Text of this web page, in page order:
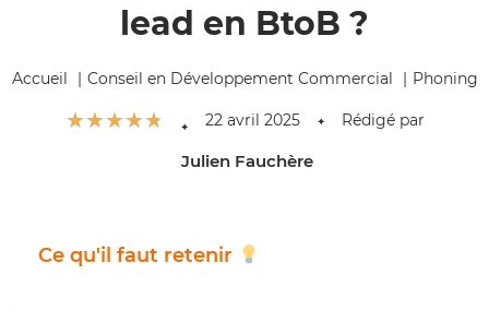
lead en BtoB ?
Accueil Conseil en Développement Commercial Phoning
☆☆☆☆☆ ✦ 22 avril 2025 ✦ Rédigé par
Julien Fauchère
Ce qu'il faut retenir